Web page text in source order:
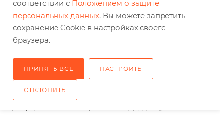
поручителем;
в) обработка ПДн необходима для осуществления
прав и законных интересов Общества, указанных в
п.7.3, или третьих лиц либо для достижения
общественно значимых целей при условии, что при
этом не нарушаются права и свободы субъекта ПДн;
соответствии с Положением о защите
персональных данных. Вы можете запретить
сохранение Cookie в настройках своего
браузера.
ПРИНЯТЬ ВСЕ НАСТРОИТЬ
ОТКЛОНИТЬ